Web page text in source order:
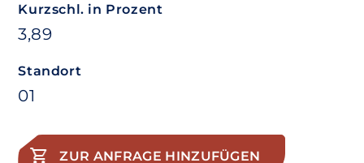
Kurzschl. in Prozent
3,89
Standort
01
ZUR ANFRAGE HINZUFÜGEN